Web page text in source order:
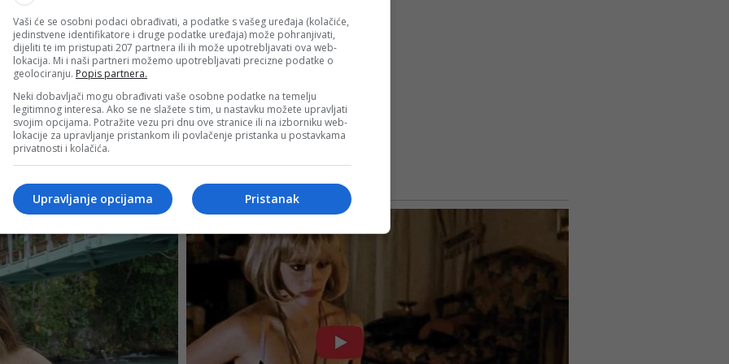
Vaši će se osobni podaci obrađivati, a podatke s vašeg uređaja (kolačiće,
jedinstvene identifikatore i druge podatke uređaja) može pohranjivati,
dijeliti te im pristupati 207 partnera ili ih može upotrebljavati ova web-
lokacija. Mi i naši partneri možemo upotrebljavati precizne podatke o
geolociranju. Popis partnera.
Neki dobavljači mogu obrađivati vaše osobne podatke na temelju
legitimnog interesa. Ako se ne slažete s tim, u nastavku možete upravljati
svojim opcijama. Potražite vezu pri dnu ove stranice ili na izborniku web-
lokacije za upravljanje pristankom ili povlačenje pristanka u postavkama
privatnosti i kolačića.
Pristanak
Upravljanje opcijama